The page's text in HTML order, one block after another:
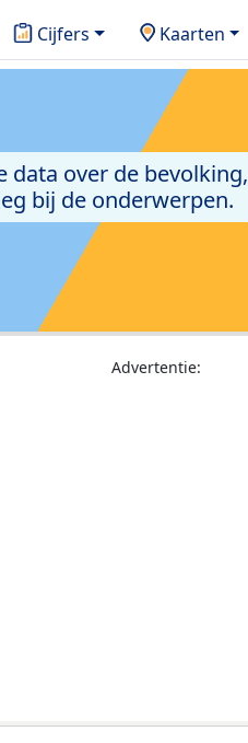
Cijfers Kaarten
data over de bevolking,
bij de onderwerpen.
Advertentie: